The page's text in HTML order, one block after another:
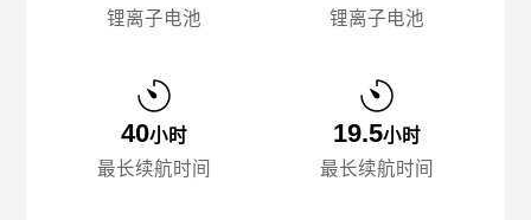
锂离子电池
40小时
最长续航时间
锂离子电池
19.5小时
最长续航时间